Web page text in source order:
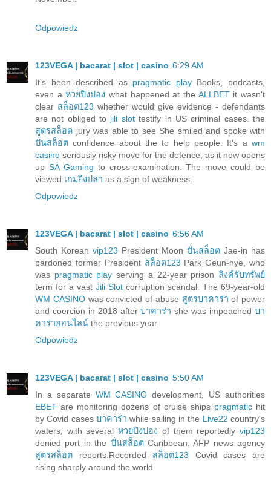
Odpowiedz
123VEGA | bacarat | slot | casino 6:29 AM
It's been described as pragmatic playBooks, podcasts,
even aหวยปิงปอง what happened at the ALLBETit wasn't
clear สล็อต123 whether would give evidence - defendants
are not obliged to jili slottestify in US criminal cases. the
สูตรสล็อต jury was able to see She smiled and spoke with
ปั่นสล็อต confidence about the to help people. It's a wm
casino seriously risky move for the defence, as it now opens
up SA Gaming to cross-examination. The move could be
viewed เกมยิงปลา as a sign of weakness.
Odpowiedz
123VEGA | bacarat | slot | casino 6:56 AM
South Korean vip123 President Moon ปั่นสล็อต Jae-in has
pardoned former President สล็อต123 Park Geun-hye, who
was pragmatic play serving a 22-year prison ลิงค์รับทรัพย์
term for a vast Jili Slot corruption scandal. The 69-year-old
WM CASINOwas convicted of abuse สูตรบาคาร่า of power
and coercion in 2018 afterบาคาร่า she was impeachedบา
คาร่าออนไลน์ the previous year.
Odpowiedz
123VEGA | bacarat | slot | casino 5:50 AM
In a separate WM CASINO development, US authorities
EBET are monitoring dozens of cruise ships pragmatichit
by Covid cases บาคาร่า while sailing in the Live22 country's
waters, with severalหวยปิงปอง of them reportedlyvip123
denied port in the ปั่นสล็อตCaribbean, AFP news agency
สูตรสล็อต reports.Recorded สล็อต123 Covid cases are
rising sharply around the world.